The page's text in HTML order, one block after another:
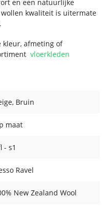
en een natuurlijke
kwaliteit is uitermate
kleur, afmeting of
vloerkleden
, Bruin
maat
- s1
Ravel
New Zealand Wool